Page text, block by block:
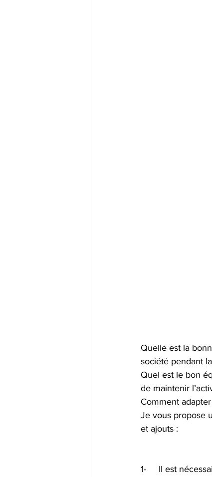
Quelle est la
société pendant
Quel est le bon
de maintenir
Comment
Je vous propose
et ajouts :
1-     Il est